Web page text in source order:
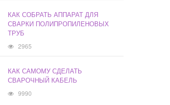
КАК СОБРАТЬ АППАРАТ ДЛЯ
СВАРКИ ПОЛИПРОПИЛЕНОВЫХ
ТРУБ
2965
КАК САМОМУ СДЕЛАТЬ
СВАРОЧНЫЙ КАБЕЛЬ
9990